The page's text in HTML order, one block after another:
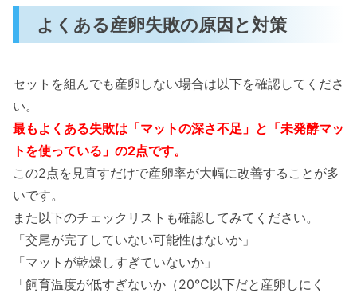
よくある産卵失敗の原因と対策
セットを組んでも産卵しない場合は以下を確認してくださ
い。
最もよくある失敗は「マットの深さ不足」と「未発酵マッ
トを使っている」の2点です。
この2点を見直すだけで産卵率が大幅に改善することが多
いです。
また以下のチェックリストも確認してみてください。
「交尾が完了していない可能性はないか」
「マットが乾燥しすぎていないか」
「飼育温度が低すぎないか（20℃以下だと産卵しにく